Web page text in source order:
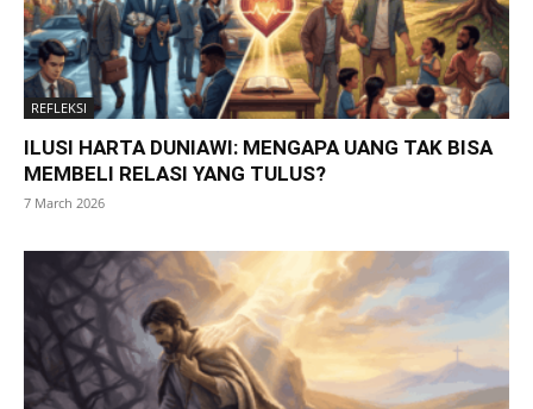
REFLEKSI
ILUSI HARTA DUNIAWI: MENGAPA UANG TAK BISA
MEMBELI RELASI YANG TULUS?
7 March 2026